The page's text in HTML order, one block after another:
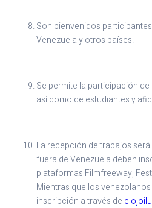
Son bienvenidos
Venezuela y otros países.
Se permite la participación
así como de estudiantes y
La recepción de trabajos
fuera de Venezuela deben
plataformas Filmfreeway,
Mientras que los
inscripción a través de